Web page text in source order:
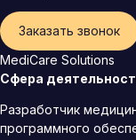
Заказать звонок
MediCare Solutions
Сфера
Разработчик
программного